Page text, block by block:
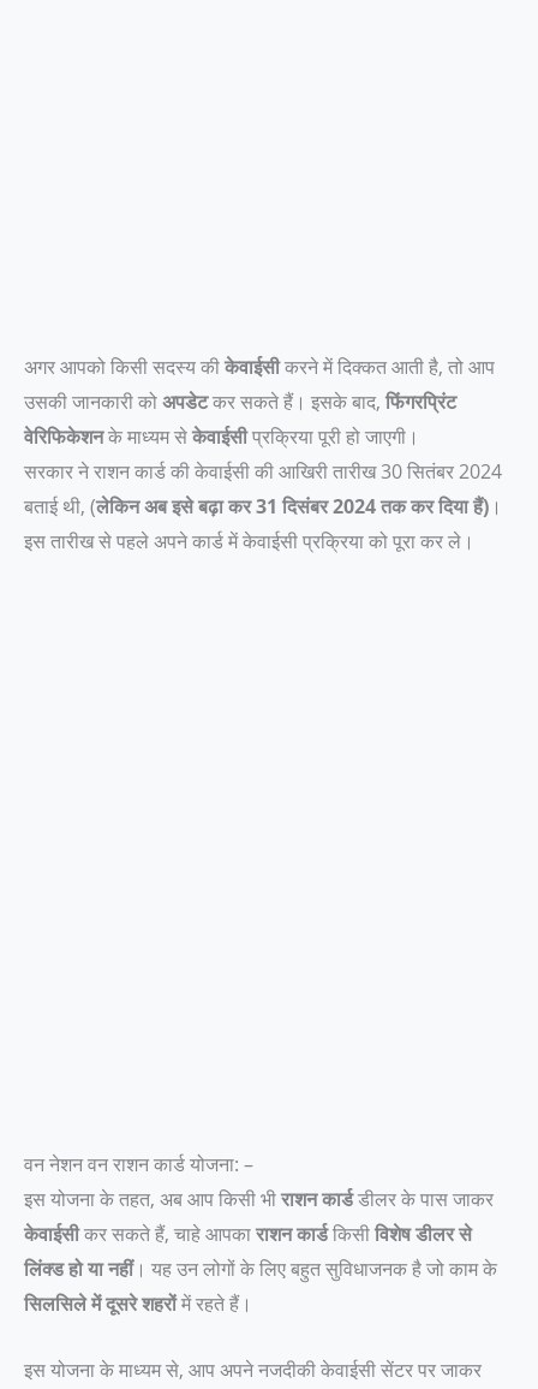
अगर आपको किसी सदस्य कीकेवाईसीकरने में दिक्कत आती है, तो आप
उसकी जानकारी कोअपडेटकर सकते हैं। इसके बाद, फिंगरप्रिंट
वेरिफिकेशनके माध्यम सेकेवाईसीप्रक्रिया पूरी हो जाएगी।
सरकार ने राशन कार्ड की केवाईसी की आखिरी तारीख 30 सितंबर 2024
बताई थी, (लेकिन अब इसे बढ़ा कर 31 दिसंबर 2024 तक कर दियाहैं) ।
इस तारीख से पहले अपने कार्ड में केवाईसी प्रक्रिया को पूरा कर ले।
वन नेशन वन राशन कार्ड योजना: –
इस योजना के तहत, अब आप किसी भीराशन कार्डडीलर के पास जाकर
केवाईसीकर सकते हैं, चाहे आपकाराशन कार्डकिसीविशेष डीलर से
लिंक्ड हो या नहीं। यह उन लोगों के लिए बहुत सुविधाजनक है जो काम के
सिलसिले में दूसरे शहरोंमें रहते हैं।
इस योजना के माध्यम से, आप अपने नजदीकी केवाईसी सेंटर पर जाकर